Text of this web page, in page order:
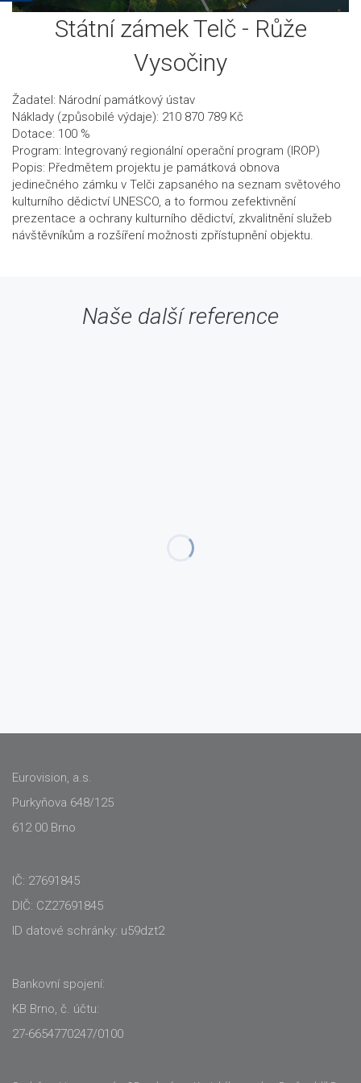
Státní zámek Telč - Růže
Vysočiny
Žadatel: Národní památkový ústav
Náklady (způsobilé výdaje): 210 870 789 Kč
Dotace: 100 %
Program: Integrovaný regionální operační program (IROP)
Popis: Předmětem projektu je památková obnova
jedinečného zámku v Telči zapsaného na seznam světového
kulturního dědictví UNESCO, a to formou zefektivnění
prezentace a ochrany kulturního dědictví, zkvalitnění služeb
návštěvníkům a rozšíření možnosti zpřístupnění objektu.
Naše další reference
Eurovision, a.s.
Purkyňova 648/125
612 00 Brno
IČ: 27691845
DIČ: CZ27691845
ID datové schránky: u59dzt2
Bankovní spojení:
KB Brno, č. účtu:
27-6654770247/0100